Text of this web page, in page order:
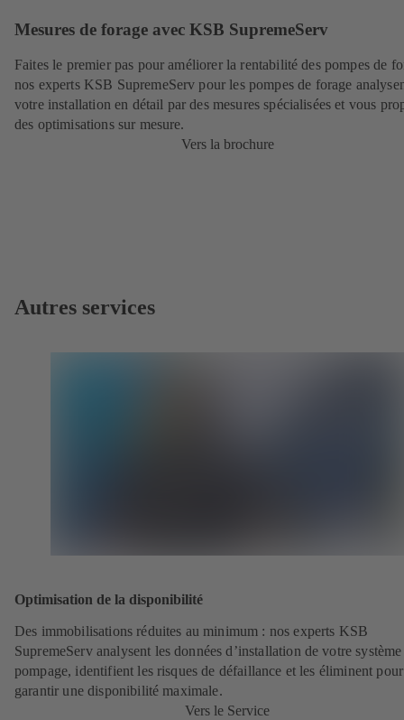
Mesures de forage avec KSB SupremeServ
Faites le premier pas pour améliorer la rentabilité des pompes de
nos experts KSB SupremeServ pour les pompes de forage
votre installation en détail par des mesures spécialisées et vous
des optimisations sur mesure.
Vers la brochure
Autres services
Optimisation de la disponibilité
Des immobilisations réduites au minimum : nos experts KSB
SupremeServ analysent les données d’installation de votre
pompage, identifient les risques de défaillance et les éliminent pour
garantir une disponibilité maximale.
Vers le Service